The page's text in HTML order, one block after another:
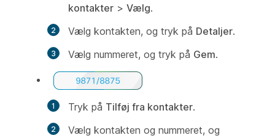
kontakter > Vælg.
Vælg kontakten, og tryk på Detaljer.
Vælg nummeret, og tryk på Gem.
Tryk på Tilføj fra kontakter.
Vælg kontakten og nummeret, og